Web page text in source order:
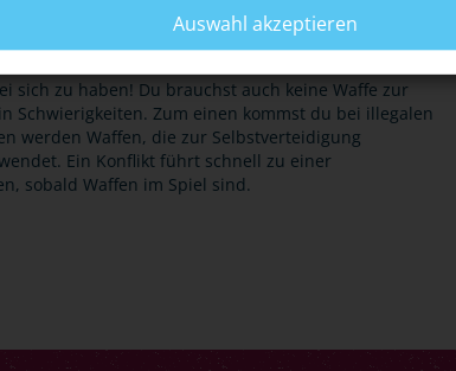
sich nach den Eigenschaften und dem Sinn des
sich zu haben! Du brauchst auch keine Waffe zur
Schwierigkeiten. Zum einen kommst du bei illegalen
werden Waffen, die zur Selbstverteidigung
Ein Konflikt führt schnell zu einer
sobald Waffen im Spiel sind.
Auswahl akzeptieren